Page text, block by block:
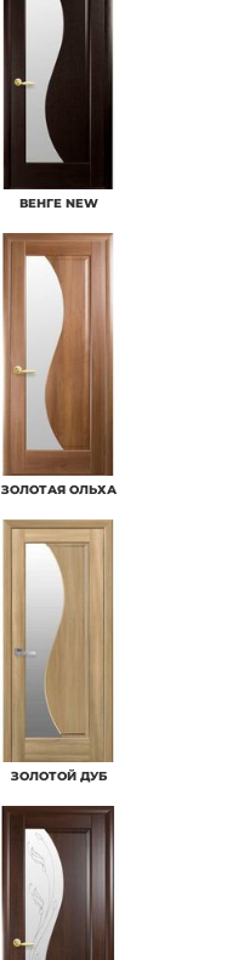
ВЕНГЕ NEW
ЗОЛОТАЯ ОЛЬХА
ЗОЛОТОЙ ДУБ